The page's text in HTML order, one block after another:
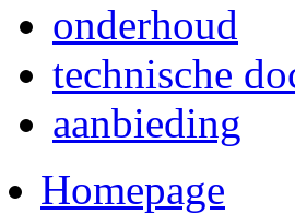
onderhoud
technische
aanbieding
Homepage